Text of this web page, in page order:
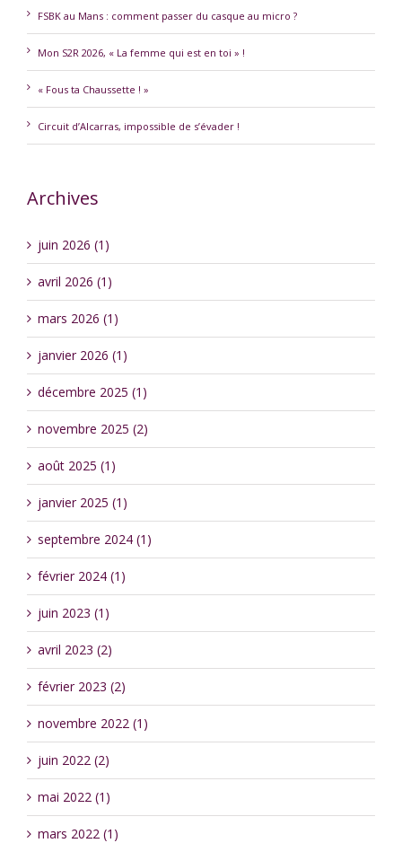
FSBK au Mans : comment passer du casque au micro ?
Mon S2R 2026, « La femme qui est en toi » !
« Fous ta Chaussette ! »
Circuit d’Alcarras, impossible de s’évader !
Archives
juin 2026 (1)
avril 2026 (1)
mars 2026 (1)
janvier 2026 (1)
décembre 2025 (1)
novembre 2025 (2)
août 2025 (1)
janvier 2025 (1)
septembre 2024 (1)
février 2024 (1)
juin 2023 (1)
avril 2023 (2)
février 2023 (2)
novembre 2022 (1)
juin 2022 (2)
mai 2022 (1)
mars 2022 (1)